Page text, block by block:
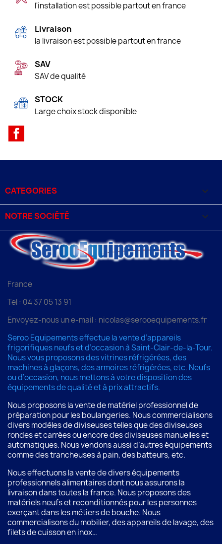
l'installation est possible partout en france
Livraison
la livraison est possible partout en france
SAV
SAV de qualité
STOCK
Large choix stock disponible
CATEGORIES 
NOTRE SOCIÉTÉ 
France
Tel : 04 37 05 13 91
Envoyez-nous un e-mail : nicolas@serooequipements.fr
Seroo Equipements effectue la vente d’appareils
frigorifiques neufs et d’occasion à Saint-Clair-de-la-Tour.
Nous vous proposons des vitrines réfrigérées, des
machines à glaçons, des armoires réfrigérées, etc. Neufs
ou d’occasion, nous mettons à votre disposition des
équipements de qualité et à prix attractifs.
Nous proposons la vente de matériel professionnel de
préparation pour les boulangeries. Nous commercialisons
divers modèles de diviseuses telles que des diviseuses
rondes et carrées ou encore des diviseuses manuelles et
automatiques. Nous vendons aussi d’autres équipements
comme des trancheuses à pain, des batteurs, etc.
Nous effectuons la vente de divers équipements
professionnels alimentaires dont nous assurons la
livraison dans toutes la france. Nous proposons des
matériels neufs et reconditionnés pour les personnes
exerçant dans les métiers de bouche. Nous
commercialisons du mobilier, des appareils de lavage, des
filets de cuisson en inox…